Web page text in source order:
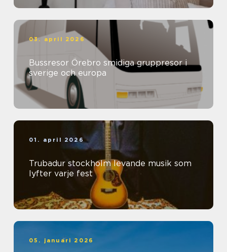
03. april 2026
Bussresor Örebro smidiga gruppresor i
sverige och europa
01. april 2026
Trubadur stockholm levande musik som
lyfter varje fest
05. januari 2026